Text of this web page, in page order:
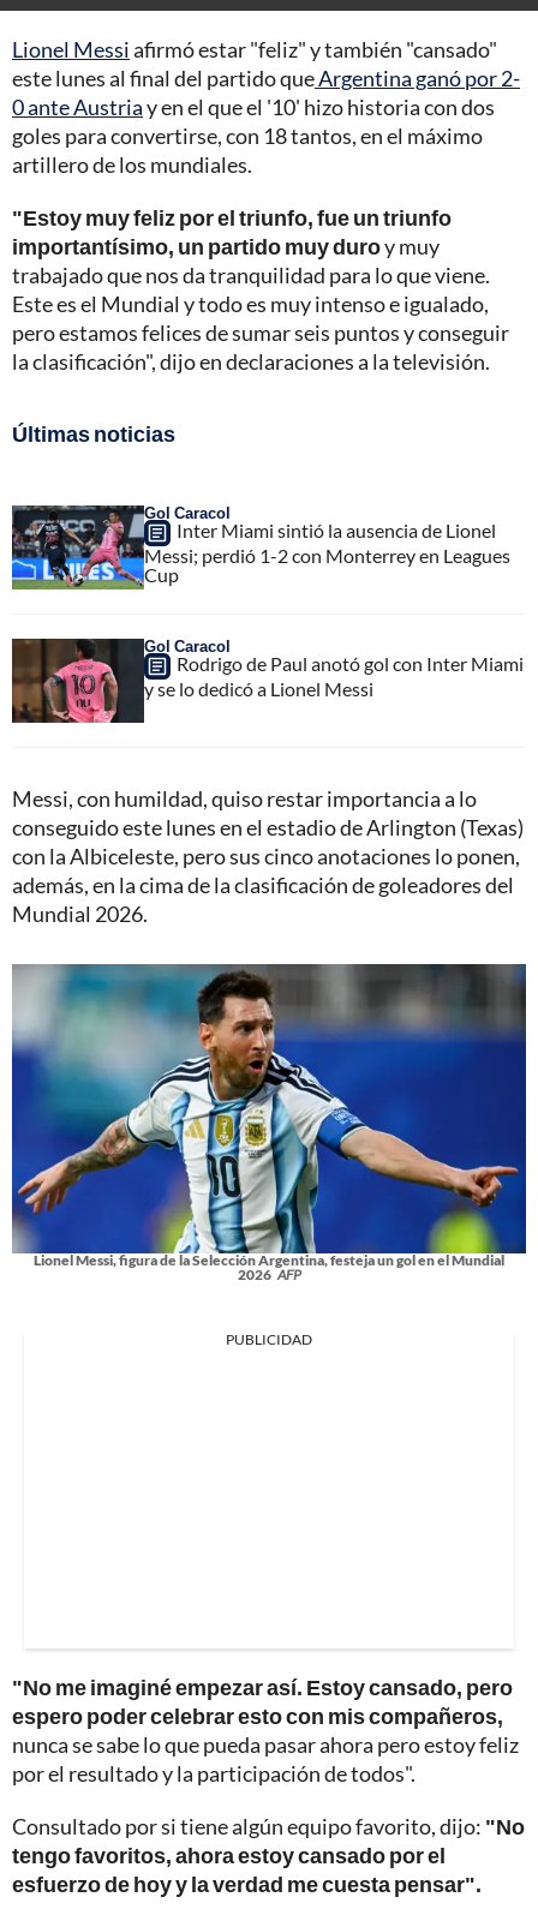
Lionel Messiafirmó estar "feliz" y también "cansado"
este lunes al final del partido queArgentina ganó por 2-
0 ante Austriay en el que el '10' hizo historia con dos
goles para convertirse, con 18 tantos, en el máximo
artillero de los mundiales.
"Estoy muy feliz por el triunfo, fue un triunfo
importantísimo, un partido muy duroy muy
trabajado que nos da tranquilidad para lo que viene.
Este es el Mundial y todo es muy intenso e igualado,
pero estamos felices de sumar seis puntos y conseguir
la clasificación", dijo en declaraciones a la televisión.
Últimas noticias
Gol Caracol
Inter Miami sintió la ausencia de Lionel
Messi; perdió 1-2 con Monterrey en Leagues
Cup
Gol Caracol
Rodrigo de Paul anotó gol con Inter Miami
y se lo dedicó a Lionel Messi
Messi, con humildad, quiso restar importancia a lo
conseguido este lunes en el estadio de Arlington (Texas)
con la Albiceleste, pero sus cinco anotaciones lo ponen,
además, en la cima de la clasificación de goleadores del
Mundial 2026.
Lionel Messi, figura de la Selección Argentina, festeja un gol en el Mundial
2026 AFP
PUBLICIDAD
"No me imaginé empezar así. Estoy cansado, pero
espero poder celebrar esto con mis compañeros,
nunca se sabe lo que pueda pasar ahora pero estoy feliz
por el resultado y la participación de todos".
Consultado por si tiene algún equipo favorito, dijo: "No
tengo favoritos, ahora estoy cansado por el
esfuerzo de hoy y la verdad me cuesta pensar".